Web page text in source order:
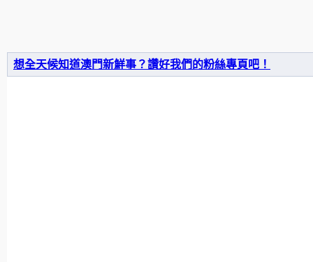
想全天候知道澳門新鮮事？讚好我們的粉絲專頁吧！